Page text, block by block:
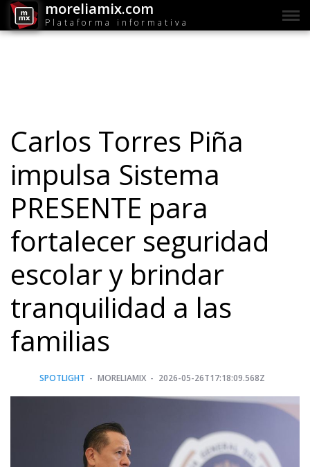
moreliamix.com
Plataforma informativa
Carlos Torres Piña
impulsa Sistema
PRESENTE para
fortalecer seguridad
escolar y brindar
tranquilidad a las
familias
SPOTLIGHT MORELIAMIX 2026-05-26T17:18:09.568Z